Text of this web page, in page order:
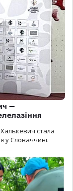
—
стала
у Словаччині.